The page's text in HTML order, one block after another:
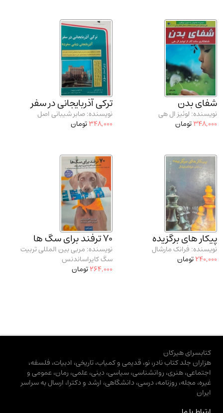
شفای بدن
نویسنده: لوئیز ال هی
348,000تومان
ترکی آذربایجانی در سفر
نویسنده: صابر شیبانی اصل
348,000تومان
پیکار های برگزیده
نویسنده: فرانک مارشال
240,000تومان
70 ترفند برای سگ ها
نویسنده: مربی بین المللی تربیت
سگ کایراساندنس
264,000تومان
کتابسرای هیرکان
هزاران جلد کتاب نادر، نو، قدیمی و کمیاب، تاریخی، ادبیات، فلسفه،
اجتماعی، هنری، روانشناسی، سیاسی، دینی، علمی، رمان، عمومی و
غیره، مجله، روزنامه، درسی، دانشگاهی، ارشد و دکترا، ارسال به سراسر
ایران